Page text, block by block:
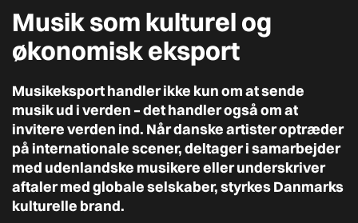
Musik som kulturel og
økonomisk eksport
Musikeksport handler ikke kun om at sende
musik ud i verden – det handler også om at
invitere verden ind. Når danske artister optræder
på internationale scener, deltager i samarbejder
med udenlandske musikere eller underskriver
aftaler med globale selskaber, styrkes Danmarks
kulturelle brand.